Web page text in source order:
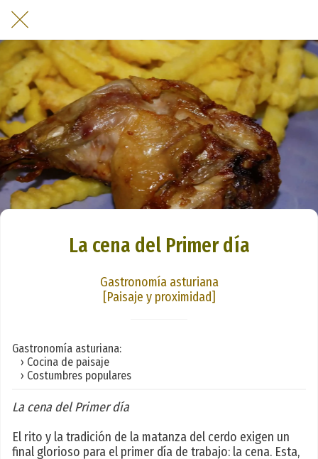
La cena del Primer día
Gastronomía asturiana
[Paisaje y proximidad]
Gastronomía asturiana:
› Cocina de paisaje
› Costumbres populares
La cena del Primer día
El rito y la tradición de la matanza del cerdo exigen un
final glorioso para el primer día de trabajo: la cena. Esta,